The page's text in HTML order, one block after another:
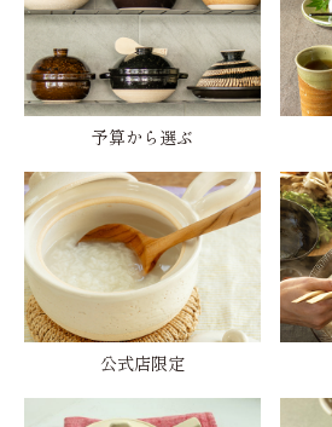
予算から選ぶ
公式店限定